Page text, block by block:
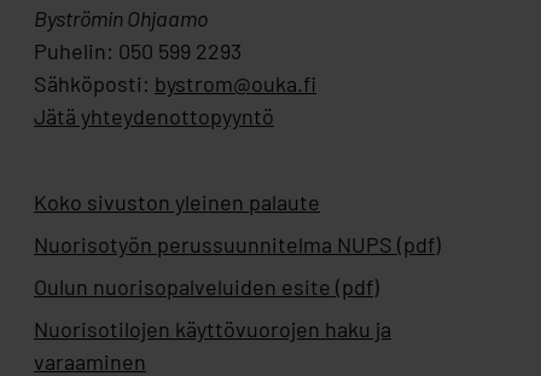
Byströmin Ohjaamo
Puhelin: 050 599 2293
Sähköposti: bystrom@ouka.fi
Jätä yhteydenottopyyntö
Koko sivuston yleinen palaute
Nuorisotyön perussuunnitelma NUPS (pdf)
Oulun nuorisopalveluiden esite (pdf)
Nuorisotilojen käyttövuorojen haku ja
varaaminen